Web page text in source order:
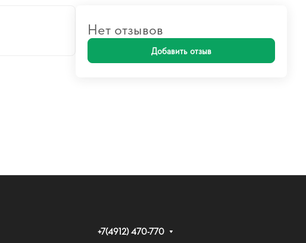
Нет отзывов
Добавить отзыв
+7(4912) 470-770